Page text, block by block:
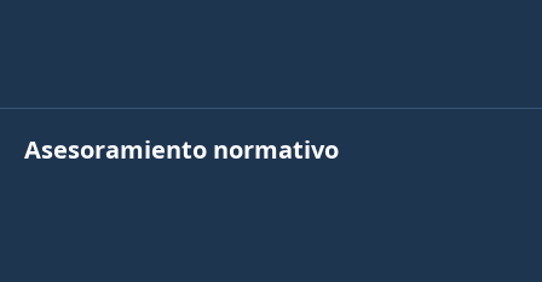
Asesoramiento normativo